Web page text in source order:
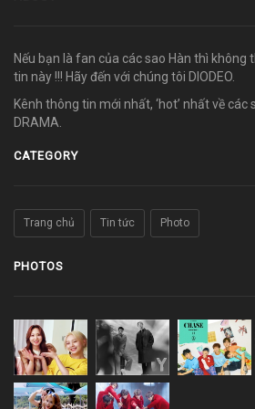
Nếu bạn là fan của các sao Hàn thì không
tin này !!! Hãy đến với chúng tôi DIODEO.
Kênh thông tin mới nhất, ‘hot’ nhất về các
DRAMA.
CATEGORY
Trang chủ Tin tức Photo
PHOTOS